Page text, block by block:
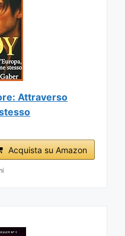
Attraverso
Acquista su Amazon